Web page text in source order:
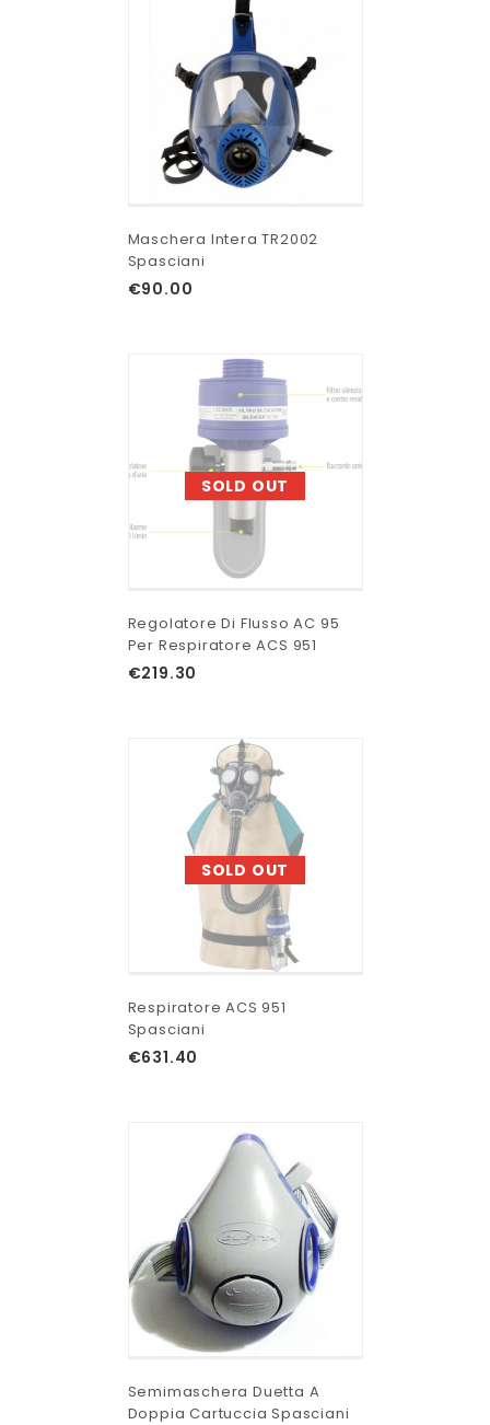
Maschera Intera TR2002
Spasciani
€90.00
SOLD OUT
Regolatore Di Flusso AC 95
Per Respiratore ACS 951
€219.30
SOLD OUT
Respiratore ACS 951
Spasciani
€631.40
Semimaschera Duetta A
Doppia Cartuccia Spasciani